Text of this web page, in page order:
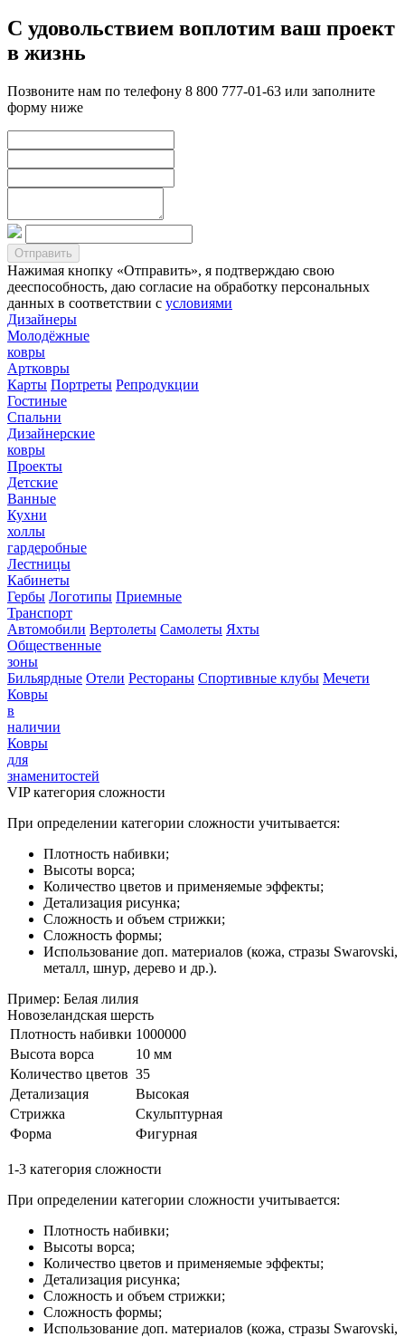
С удовольствием воплотим ваш проект
в жизнь
Позвоните нам по телефону 8 800 777-01-63 или заполните
форму ниже
Нажимая кнопку «Отправить», я подтверждаю свою
дееспособность, даю согласие на обработку персональных
данных в соответствии с условиями
Дизайнеры
Молодёжные
ковры
Артковры
Карты Портреты Репродукции
Гостиные
Спальни
Дизайнерские
ковры
Проекты
Детские
Ванные
Кухни
холлы
гардеробные
Лестницы
Кабинеты
Гербы Логотипы Приемные
Транспорт
Автомобили Вертолеты Самолеты Яхты
Общественные
зоны
Бильярдные Отели Рестораны Спортивные клубы Мечети
Ковры
в
наличии
Ковры
для
знаменитостей
VIP категория сложности
При определении категории сложности учитывается:
Плотность набивки;
Высоты ворса;
Количество цветов и применяемые эффекты;
Детализация рисунка;
Сложность и объем стрижки;
Сложность формы;
Использование доп. материалов (кожа, стразы Swarovski,
металл, шнур, дерево и др.).
Пример: Белая лилия
Новозеландская шерсть
Плотность набивки 1000000
Высота ворса
10 мм
Количество цветов 35
Детализация
Высокая
Стрижка
Скульптурная
Форма
Фигурная
1-3 категория сложности
При определении категории сложности учитывается:
Плотность набивки;
Высоты ворса;
Количество цветов и применяемые эффекты;
Детализация рисунка;
Сложность и объем стрижки;
Сложность формы;
Использование доп. материалов (кожа, стразы Swarovski,